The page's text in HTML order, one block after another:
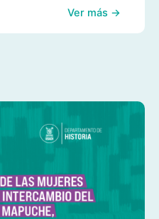
Ver más →